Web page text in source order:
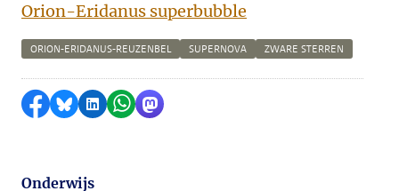
Orion-Eridanus superbubble
ORION-ERIDANUS-REUZENBEL SUPERNOVA ZWARE STERREN
Delen op Facebook
Delen via Bluesky
Delen op LinkedIn
Delen via WhatsApp
Delen via Mastodon
Onderwijs